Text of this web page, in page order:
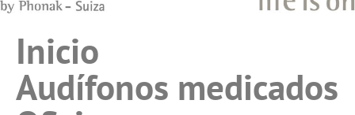
Inicio
Audífonos medicados